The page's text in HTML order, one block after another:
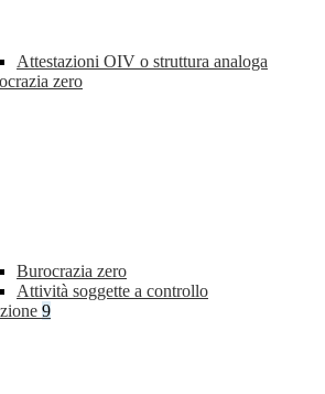
Attestazioni OIV o struttura analoga
zero
Burocrazia zero
Attività soggette a controllo
9